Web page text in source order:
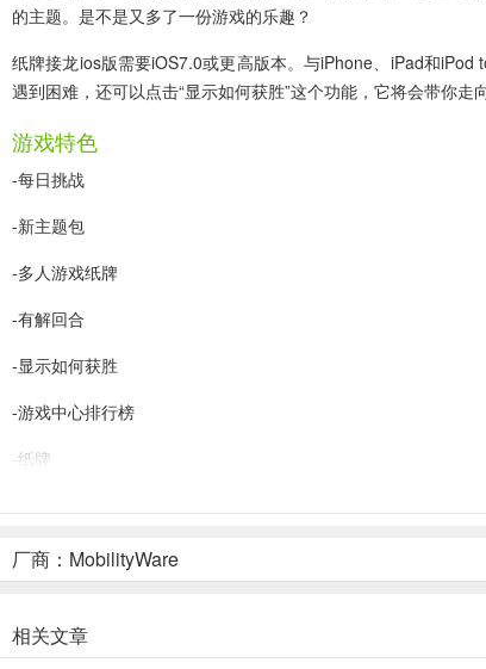
的主题。是不是又多了一份游戏的乐趣？
纸牌接龙ios版需要iOS7.0或更高版本。与iPhone、iPad和
遇到困难，还可以点击“显示如何获胜”这个功能，它将会带你
游戏特色
-每日挑战
-新主题包
-多人游戏纸牌
-有解回合
-显示如何获胜
-游戏中心排行榜
-纸牌
-拖动3张纸牌
-风景
厂商：MobilityWare
相关文章